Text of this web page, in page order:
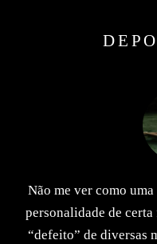
Não me ver como
personalidade de certa
“defeito” de diversas